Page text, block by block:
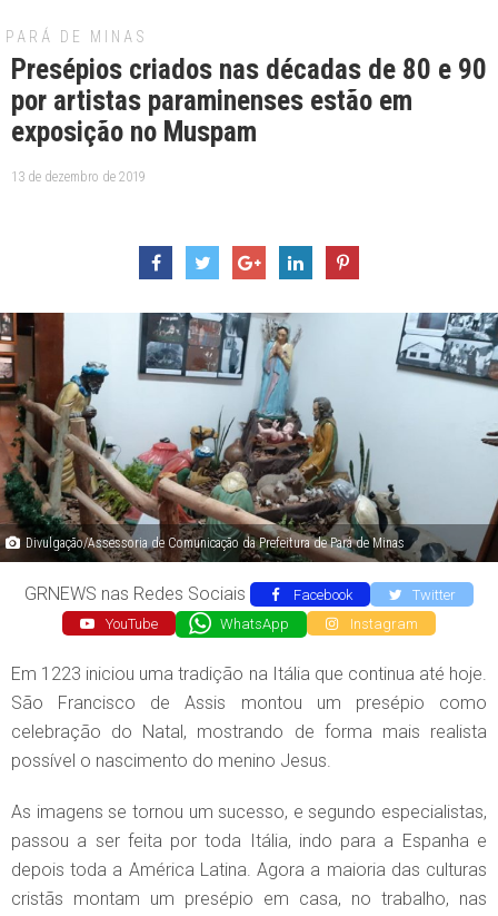
PARÁ DE MINAS
Presépios criados nas décadas de 80 e 90
por artistas paraminenses estão em
exposição no Muspam
13 de dezembro de 2019
Divulgação/Assessoria de Comunicação da Prefeitura de Pará de Minas
GRNEWS nas Redes Sociais Facebook
Twitter
YouTube
WhatsApp Instagram
Em 1223 iniciou uma tradição na Itália que continua até hoje.
São Francisco de Assis montou um presépio como
celebração do Natal, mostrando de forma mais realista
possível o nascimento do menino Jesus.
As imagens se tornou um sucesso, e segundo especialistas,
passou a ser feita por toda Itália, indo para a Espanha e
depois toda a América Latina. Agora a maioria das culturas
cristãs montam um presépio em casa, no trabalho, nas